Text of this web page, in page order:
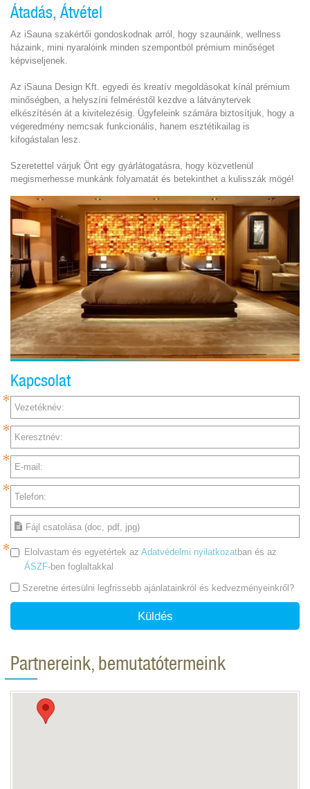
Átadás, Átvétel
Az iSauna szakértői gondoskodnak arról, hogy szaunáink, wellness
házaink, mini nyaralóink minden szempontból prémium minőséget
képviseljenek.
Az iSauna Design Kft. egyedi és kreatív megoldásokat kínál prémium
minőségben, a helyszíni felméréstől kezdve a látványtervek
elkészítésén át a kivitelezésig. Ügyfeleink számára biztosítjuk, hogy a
végeredmény nemcsak funkcionális, hanem esztétikailag is
kifogástalan lesz.
Szeretettel várjuk Önt egy gyárlátogatásra, hogy közvetlenül
megismerhesse munkánk folyamatát és betekinthet a kulisszák mögé!
Kapcsolat
Vezetéknév:
Keresztnév:
E-mail:
Telefon:
Fájl csatolása (doc, pdf, jpg)
Elolvastam és egyetértek az Adatvédelmi nyilatkozatban és az
ÁSZF-ben foglaltakkal
Szeretne értesülni legfrissebb ajánlatainkról és kedvezményeinkről?
Küldés
Partnereink, bemutatótermeink